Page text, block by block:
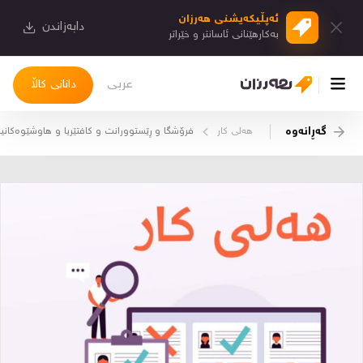
ئەپڵیكەیشنی هەرزان
بەكارهێنانی ئاسانتر و خێراتر دابەزاندن
دانانی کاڵا عربی
کاڵاکانم
دوا بینراوەکان
چات
گەڕانەوە هه‌لی کار فرۆشگا و ڕێستوورانت و کافتێریا و